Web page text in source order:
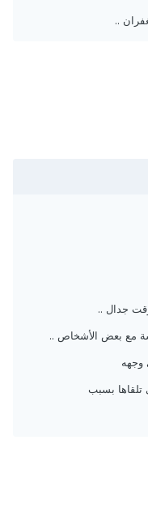
..
جدال ..
مع بعض الأشخاص ..
تلقاها بسبب